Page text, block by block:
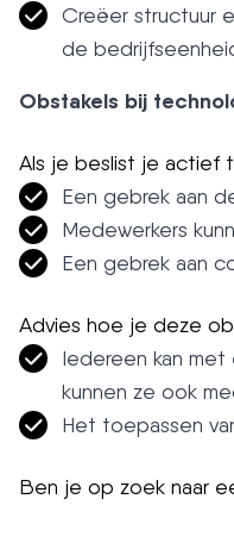
Creëer structuur
de
Obstakels bij
Als je beslist je actief
Een gebrek aan
Medewerkers
Een gebrek aan
Advies hoe je deze
Iedereen kan
kunnen ze ook
Het toepassen
Ben je op zoek naar